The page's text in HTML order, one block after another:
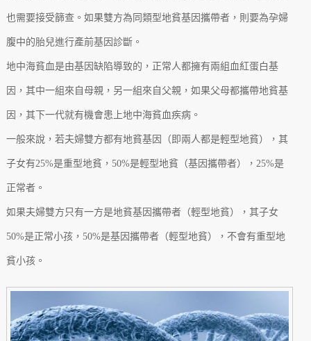
也需要接受篩查。如果雙方為同類型地貧基因攜帶者，則要為孕婦
腹中的胎兒進行產前基因診斷。
地中海貧血是由基因缺陷導致的，正常人都擁有兩組血紅蛋白基
因，其中一組來自母親，另一組來自父親，如果父母都攜帶地貧基
因，其下一代就有機會患上地中海貧血疾病。
一般來說，若夫婦雙方都有地貧基因（即兩人都是輕型地貧），其
子女有25%是重型地貧，50%是輕型地貧（基因攜帶者），25%是
正常者。
如果夫婦雙方只有一方是地貧基因攜帶者（輕型地貧），其子女
50%是正常小孩，50%是基因攜帶者（輕型地貧），不會有重型地
貧小孩。